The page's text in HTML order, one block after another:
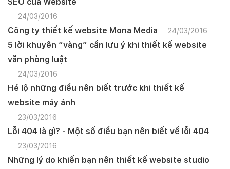
SEO của Website
24/03/2016
Công ty thiết kế website Mona Media 24/03/2016
5 lời khuyên “vàng” cần lưu ý khi thiết kế website
văn phòng luật
24/03/2016
Hé lộ những điều nên biết trước khi thiết kế
website máy ảnh
23/03/2016
Lỗi 404 là gì? - Một số điều bạn nên biết về lỗi 404
23/03/2016
Những lý do khiến bạn nên thiết kế website studio